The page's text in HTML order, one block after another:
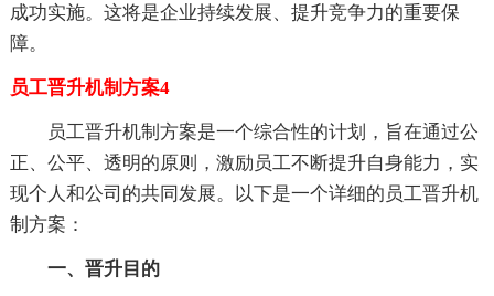
成功实施。这将是企业持续发展、提升竞争力的重要保
障。
员工晋升机制方案4
员工晋升机制方案是一个综合性的计划，旨在通过公
正、公平、透明的原则，激励员工不断提升自身能力，实
现个人和公司的共同发展。以下是一个详细的员工晋升机
制方案：
一、晋升目的